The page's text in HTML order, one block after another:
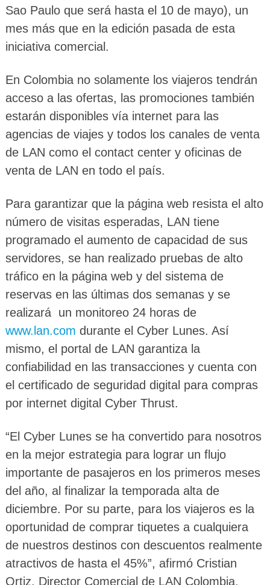
Sao Paulo que será hasta el 10 de mayo), un
mes más que en la edición pasada de esta
iniciativa comercial.
En Colombia no solamente los viajeros tendrán
acceso a las ofertas, las promociones también
estarán disponibles vía internet para las
agencias de viajes y todos los canales de venta
de LAN como el contact center y oficinas de
venta de LAN en todo el país.
Para garantizar que la página web resista el alto
número de visitas esperadas, LAN tiene
programado el aumento de capacidad de sus
servidores, se han realizado pruebas de alto
tráfico en la página web y del sistema de
reservas en las últimas dos semanas y se
realizará un monitoreo 24 horas de
www.lan.com durante el Cyber Lunes. Así
mismo, el portal de LAN garantiza la
confiabilidad en las transacciones y cuenta con
el certificado de seguridad digital para compras
por internet digital Cyber Thrust.
“El Cyber Lunes se ha convertido para nosotros
en la mejor estrategia para lograr un flujo
importante de pasajeros en los primeros meses
del año, al finalizar la temporada alta de
diciembre. Por su parte, para los viajeros es la
oportunidad de comprar tiquetes a cualquiera
de nuestros destinos con descuentos realmente
atractivos de hasta el 45%”, afirmó Cristian
Ortiz, Director Comercial de LAN Colombia.